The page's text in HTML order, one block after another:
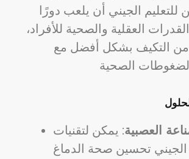
للتعليم الجيني أن يلعب دورًا
العقلية والصحية للأفراد،
من التكيف بشكل أفضل مع
العصبية: يمكن لتقنيات
الجيني تحسين صحة الدماغ